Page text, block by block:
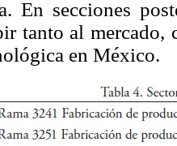
En secciones
tanto al
en México.